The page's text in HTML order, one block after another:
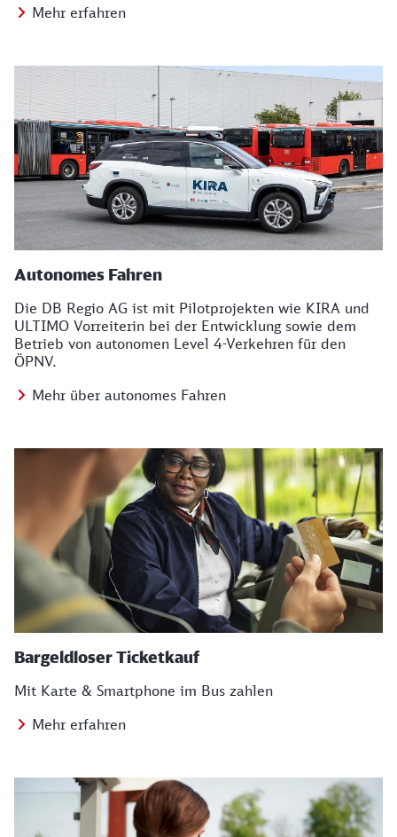
Mehr erfahren
Autonomes Fahren
Die DB Regio AG ist mit Pilotprojekten wie KIRA und
ULTIMO Vorreiterin bei der Entwicklung sowie dem
Betrieb von autonomen Level 4-Verkehren für den
ÖPNV.
Mehr über autonomes Fahren
Bargeldloser Ticketkauf
Mit Karte & Smartphone im Bus zahlen
Mehr erfahren